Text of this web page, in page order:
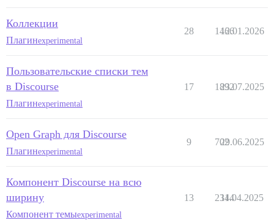
Коллекции
Плагинexperimental
28 1466
12.01.2026
Пользовательские списки тем
в Discourse
Плагинexperimental
17 1892
23.07.2025
Open Graph для Discourse
Плагинexperimental
9 702
29.06.2025
Компонент Discourse на всю
ширину
Компонент темыexperimental
13 2344
11.04.2025